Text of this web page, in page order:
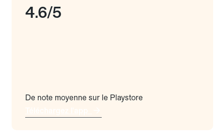
4.6/5
De note moyenne sur le Playstore